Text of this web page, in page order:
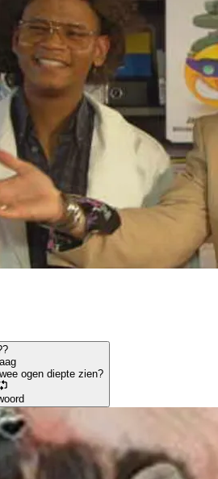
?
ogen diepte zien?